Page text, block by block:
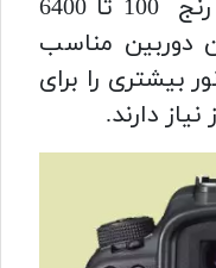
میزان حساسیت نور نیز در رنج 100 تا 6400
دوربین مناسب
بیشتری را برای
دارند.